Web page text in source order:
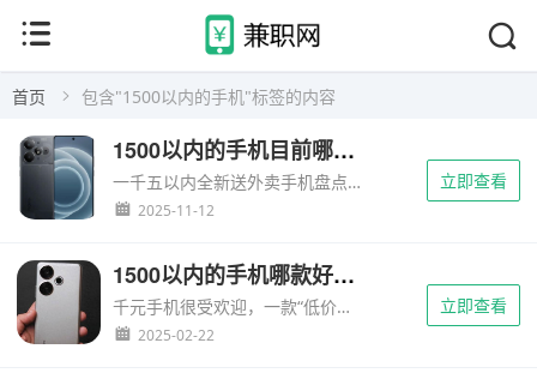
首页 包含"1500以内的手机"标签的内容
1500以内的手机目前哪款最好用？千余外卖机推荐
一千五以内全新送外卖手机盘点，性能够用，电池7000+，防水IP68+有不少朋友让我出一期送外卖机推荐，我想，既然是长期户外工作，就要面对各种恶劣天气，那么手机必须得耐造防水，续航得够长，然后大街小巷...
2025-11-12
立即查看
1500以内的手机哪款好？盘点1500以内的手机推荐
千元手机很受欢迎，一款“低价够用”的手机，成为了大家所追求的，目前得益于手机市场的竞争激烈，涌现了很多高性价比手机。如今预算1500元以内，也有很多值得入手的手机，配置强劲在性能、续航、屏幕以及影像方...
2025-02-22
立即查看